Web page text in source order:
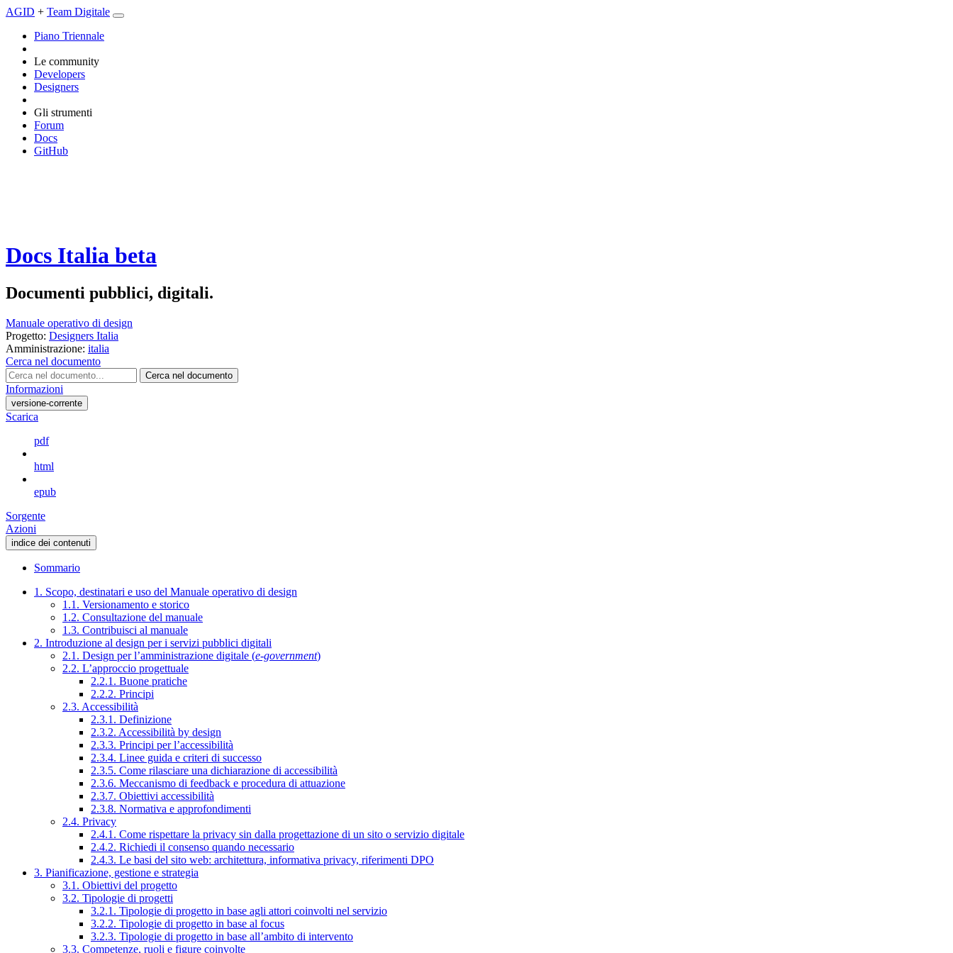
AGID + Team Digitale
Piano Triennale
Le community
Developers
Designers
Gli strumenti
Forum
Docs
GitHub
Docs Italia beta
Documenti pubblici, digitali.
Manuale operativo di design
Progetto: Designers Italia
Amministrazione: italia
Cerca nel documento
Cerca nel documento
Informazioni
versione-corrente
Scarica
pdf
html
epub
Sorgente
Azioni
indice dei contenuti
Sommario
1. Scopo, destinatari e uso del Manuale operativo di design
1.1. Versionamento e storico
1.2. Consultazione del manuale
1.3. Contribuisci al manuale
2. Introduzione al design per i servizi pubblici digitali
2.1. Design per l’amministrazione digitale (e-government)
2.2. L’approccio progettuale
2.2.1. Buone pratiche
2.2.2. Principi
2.3. Accessibilità
2.3.1. Definizione
2.3.2. Accessibilità by design
2.3.3. Principi per l’accessibilità
2.3.4. Linee guida e criteri di successo
2.3.5. Come rilasciare una dichiarazione di accessibilità
2.3.6. Meccanismo di feedback e procedura di attuazione
2.3.7. Obiettivi accessibilità
2.3.8. Normativa e approfondimenti
2.4. Privacy
2.4.1. Come rispettare la privacy sin dalla progettazione di un sito o servizio digitale
2.4.2. Richiedi il consenso quando necessario
2.4.3. Le basi del sito web: architettura, informativa privacy, riferimenti DPO
3. Pianificazione, gestione e strategia
3.1. Obiettivi del progetto
3.2. Tipologie di progetti
3.2.1. Tipologie di progetto in base agli attori coinvolti nel servizio
3.2.2. Tipologie di progetto in base al focus
3.2.3. Tipologie di progetto in base all’ambito di intervento
3.3. Competenze, ruoli e figure coinvolte